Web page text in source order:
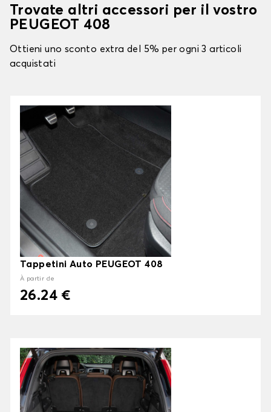
Trovate altri accessori per il vostro
PEUGEOT 408
Ottieni uno sconto extra del 5% per ogni 3 articoli
acquistati
Tappetini Auto PEUGEOT 408
À partir de
26.24 €